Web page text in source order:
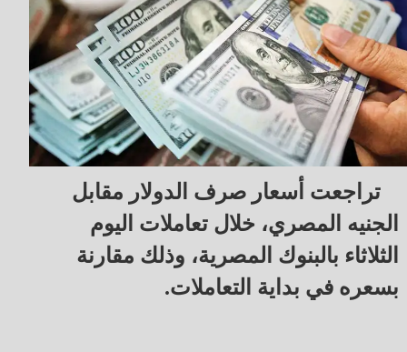
تراجعت أسعار صرف الدولار مقابل
الجنيه المصري، خلال تعاملات اليوم
الثلاثاء بالبنوك المصرية، وذلك مقارنة
بسعره في بداية التعاملات.